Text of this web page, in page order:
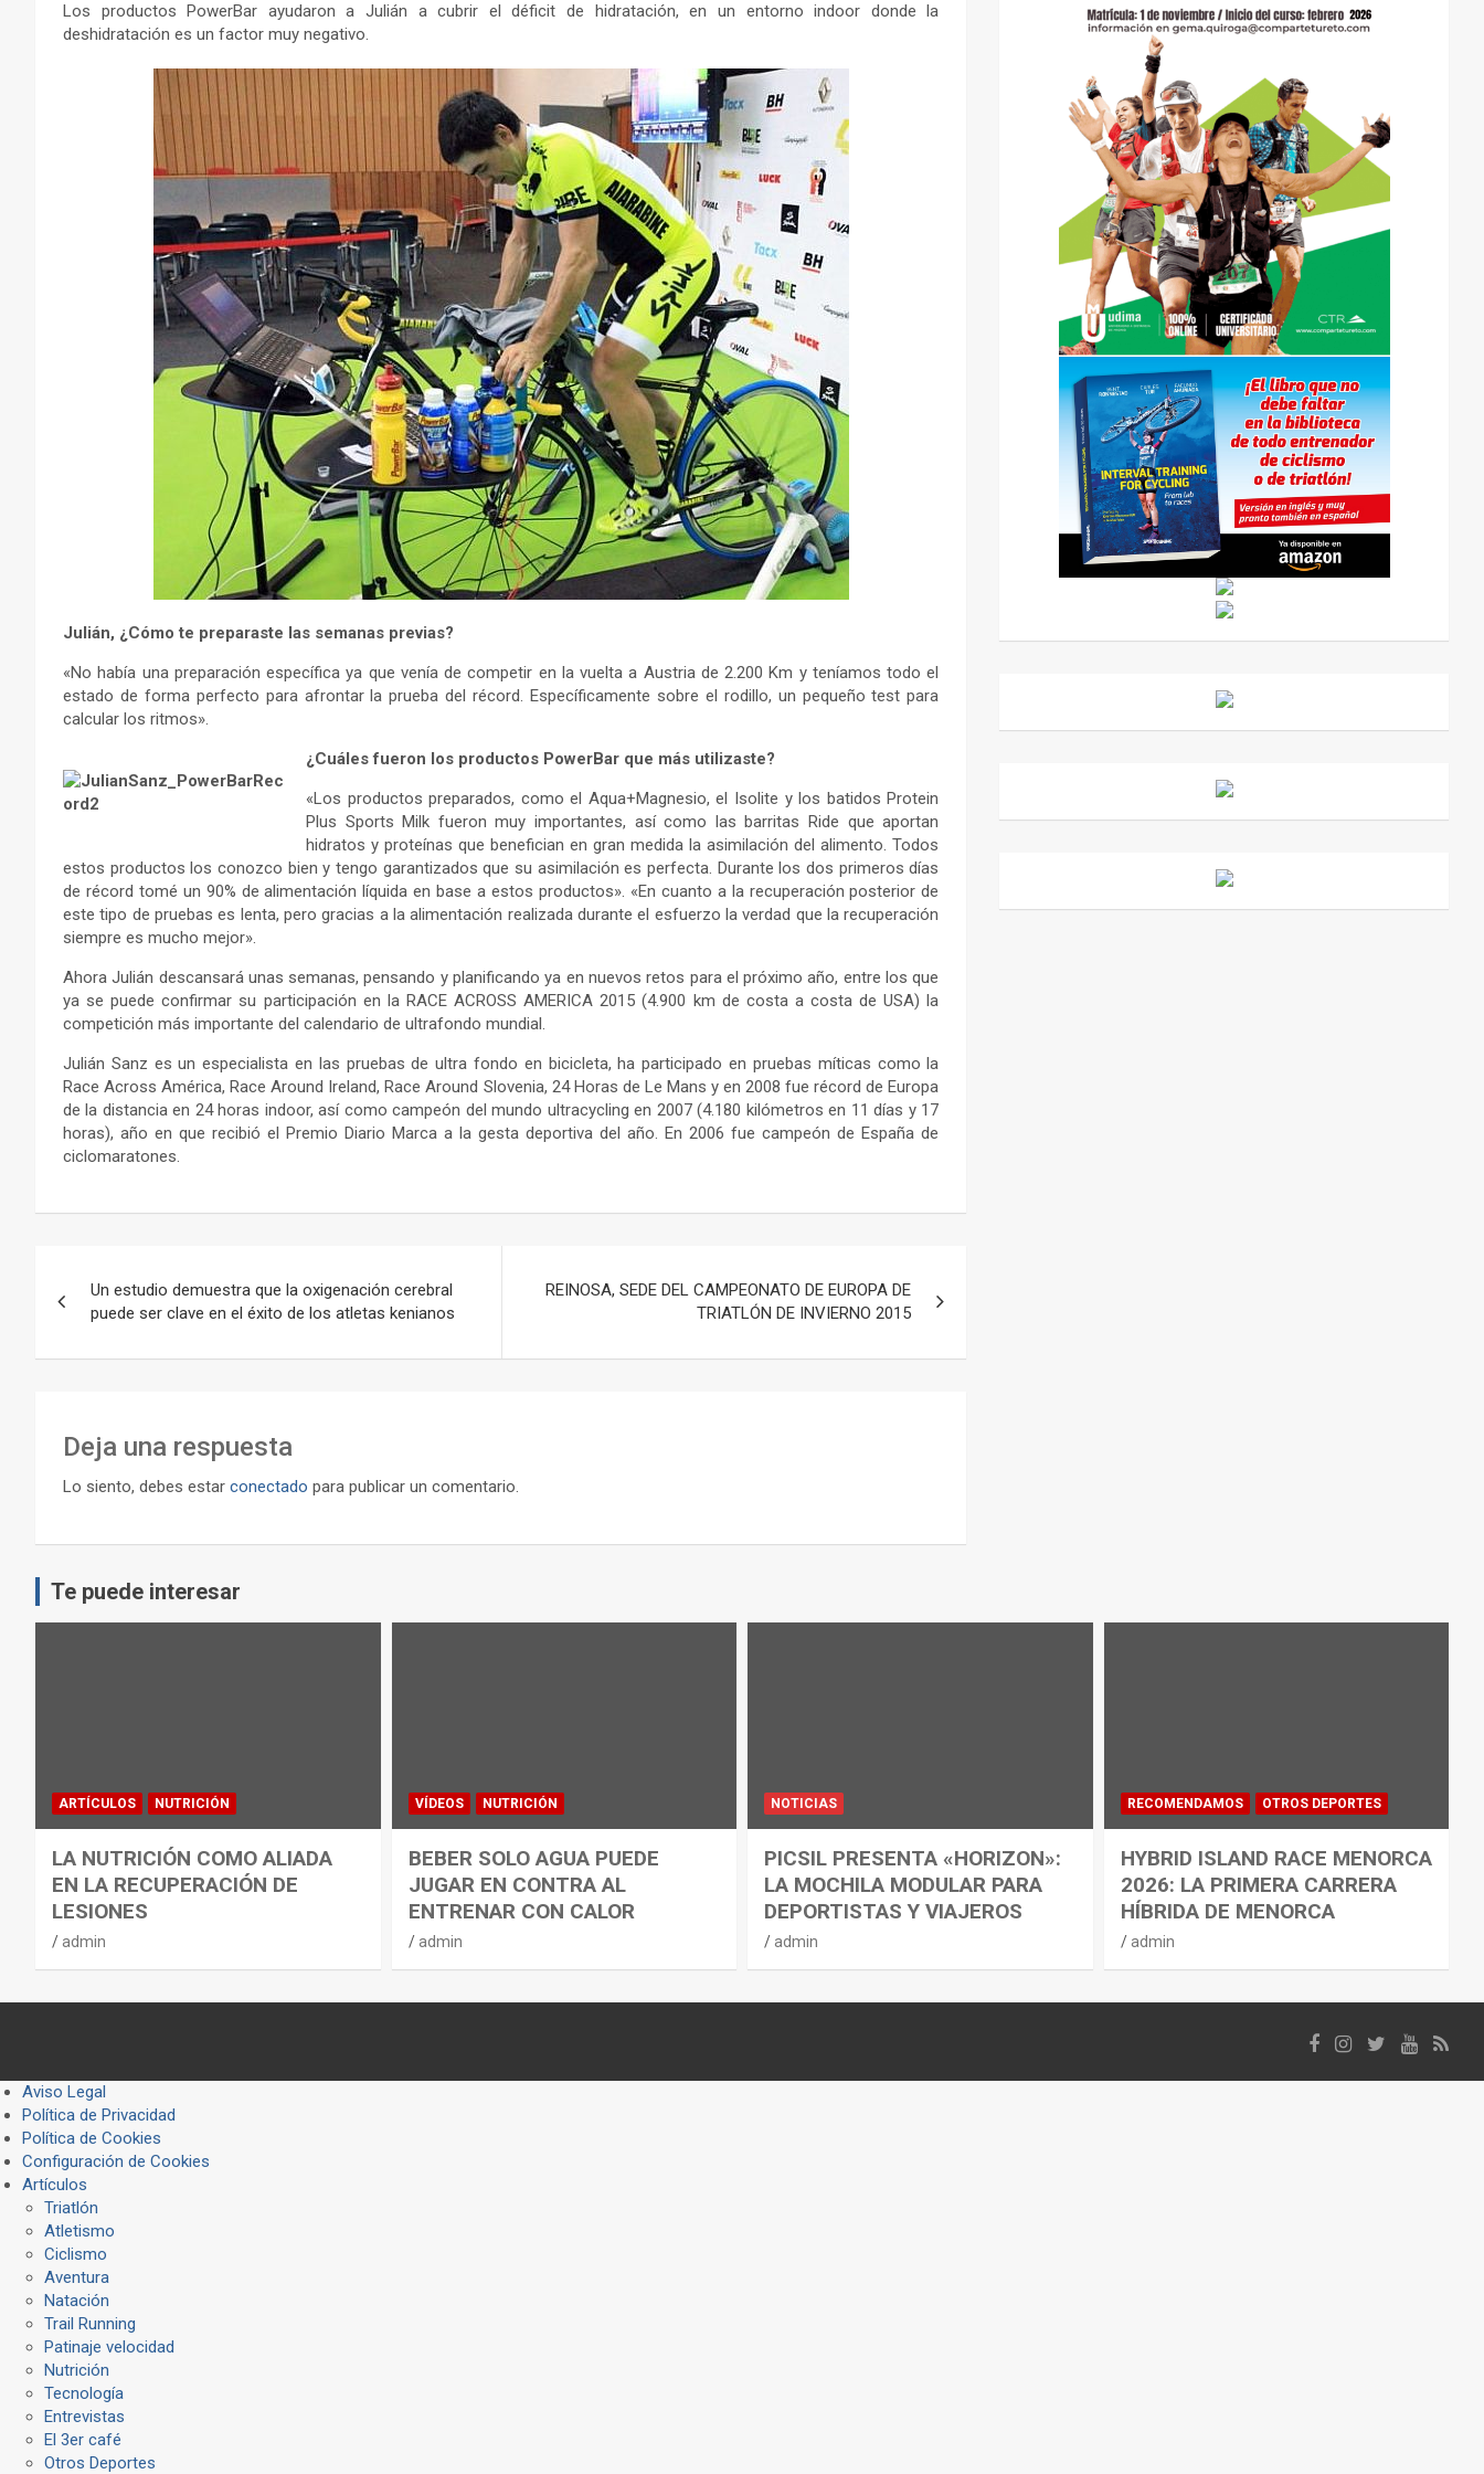
Los productos PowerBar ayudaron a Julián a cubrir el déficit de hidratación, en un entorno indoor donde la
deshidratación es un factor muy negativo.
Julián, ¿Cómo te preparaste las semanas previas?
«No había una preparación específica ya que venía de competir en la vuelta a Austria de 2.200 Km y teníamos todo el
estado de forma perfecto para afrontar la prueba del récord. Específicamente sobre el rodillo, un pequeño test para
calcular los ritmos».
¿Cuáles fueron los productos PowerBar que más utilizaste?
«Los productos preparados, como el Aqua+Magnesio, el Isolite y los batidos Protein
Plus Sports Milk fueron muy importantes, así como las barritas Ride que aportan
hidratos y proteínas que benefician en gran medida la asimilación del alimento. Todos
estos productos los conozco bien y tengo garantizados que su asimilación es perfecta. Durante los dos primeros días
de récord tomé un 90% de alimentación líquida en base a estos productos». «En cuanto a la recuperación posterior de
este tipo de pruebas es lenta, pero gracias a la alimentación realizada durante el esfuerzo la verdad que la recuperación
siempre es mucho mejor».
Ahora Julián descansará unas semanas, pensando y planificando ya en nuevos retos para el próximo año, entre los que
ya se puede confirmar su participación en la RACE ACROSS AMERICA 2015 (4.900 km de costa a costa de USA) la
competición más importante del calendario de ultrafondo mundial.
Julián Sanz es un especialista en las pruebas de ultra fondo en bicicleta, ha participado en pruebas míticas como la
Race Across América, Race Around Ireland, Race Around Slovenia, 24 Horas de Le Mans y en 2008 fue récord de Europa
de la distancia en 24 horas indoor, así como campeón del mundo ultracycling en 2007 (4.180 kilómetros en 11 días y 17
horas), año en que recibió el Premio Diario Marca a la gesta deportiva del año. En 2006 fue campeón de España de
ciclomaratones.
de
entradas
Un estudio demuestra que la oxigenación cerebral
puede ser clave en el éxito de los atletas kenianos
REINOSA, SEDE DEL CAMPEONATO DE EUROPA DE
TRIATLÓN DE INVIERNO 2015
Deja una respuesta
Lo siento, debes estar conectado para publicar un comentario.
Te puede interesar
ARTÍCULOS NUTRICIÓN
LA NUTRICIÓN COMO ALIADA
EN LA RECUPERACIÓN DE
LESIONES
admin
VÍDEOS NUTRICIÓN
BEBER SOLO AGUA PUEDE
JUGAR EN CONTRA AL
ENTRENAR CON CALOR
admin
NOTICIAS
PICSIL PRESENTA «HORIZON»:
LA MOCHILA MODULAR PARA
DEPORTISTAS Y VIAJEROS
admin
RECOMENDAMOS OTROS DEPORTES
HYBRID ISLAND RACE MENORCA
2026: LA PRIMERA CARRERA
HÍBRIDA DE MENORCA
admin
Aviso Legal
Política de Privacidad
Política de Cookies
Configuración de Cookies
Artículos
Triatlón
Atletismo
Ciclismo
Aventura
Natación
Trail Running
Patinaje velocidad
Nutrición
Tecnología
Entrevistas
El 3er café
Otros Deportes